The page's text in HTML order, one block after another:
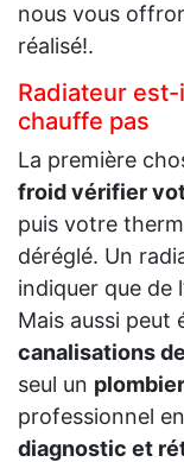
nous vous
réalisé!.
Radiateur
chauffe pas
La première
froid vérifier
puis votre
déréglé. Un
indiquer que de
Mais aussi peut
canalisations
seul un
professionnel
diagnostic et